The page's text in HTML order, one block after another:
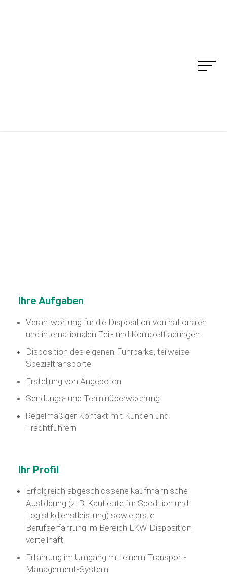
Ihre Aufgaben
Verantwortung für die Disposition von nationalen
und internationalen Teil- und Komplettladungen
Disposition des eigenen Fuhrparks, teilweise
Spezialtransporte
Erstellung von Angeboten
Sendungs- und Terminüberwachung
Regelmäßiger Kontakt mit Kunden und
Frachtführern
Ihr Profil
Erfolgreich abgeschlossene kaufmännische
Ausbildung (z. B. Kaufleute für Spedition und
Logistikdienstleistung) sowie erste
Berufserfahrung im Bereich LKW-Disposition
vorteilhaft
Erfahrung im Umgang mit einem Transport-
Management-System